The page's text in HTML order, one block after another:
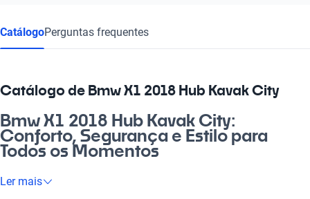
CatálogoPerguntas frequentes
Catálogo de Bmw X1 2018 Hub Kavak City
Bmw X1 2018 Hub Kavak City:
Conforto, Segurança e Estilo para
Todos os Momentos
Se você busca um veículo que une estilo, tecnologia e conforto,
Ler mais